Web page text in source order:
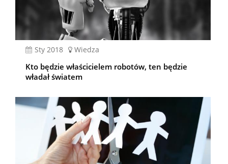
sty 2018 Wiedza
Kto będzie właścicielem robotów, ten będzie
władał światem